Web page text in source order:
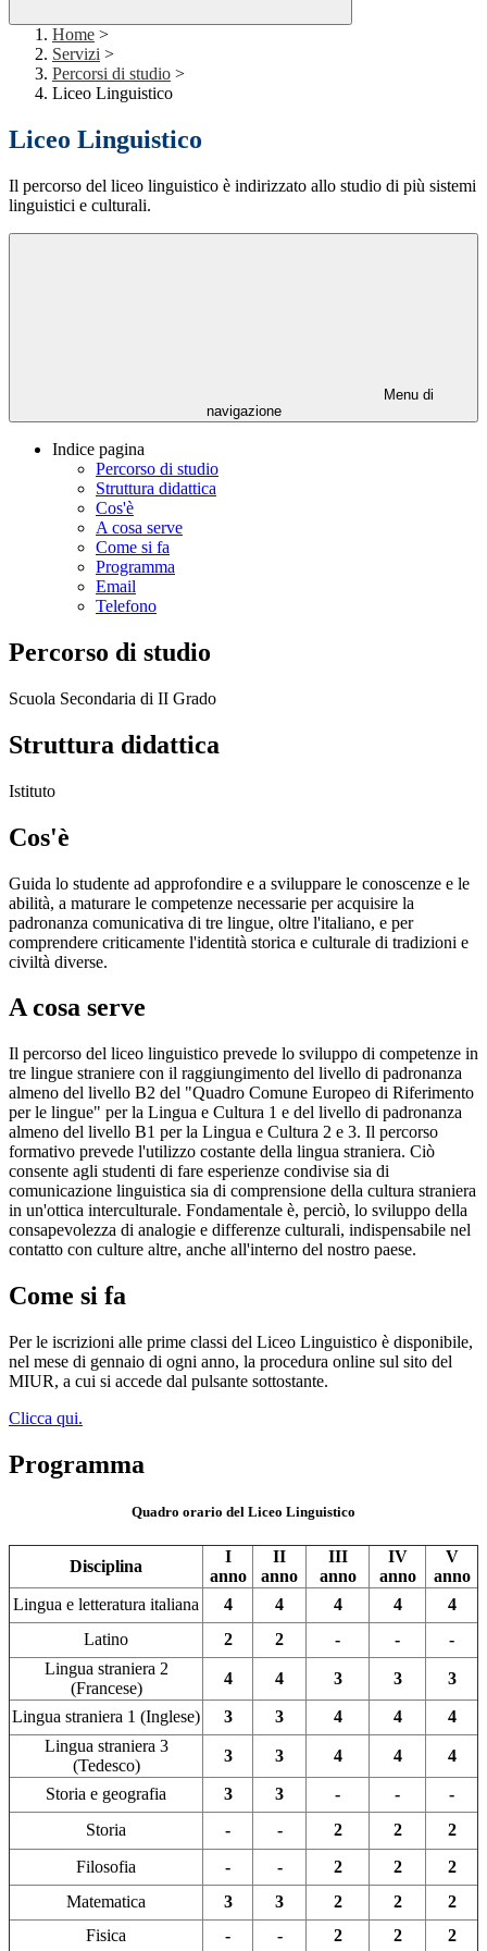
Home >
Servizi >
Percorsi di studio >
Liceo Linguistico
Liceo Linguistico
Il percorso del liceo linguistico è indirizzato allo studio di più sistemi
linguistici e culturali.
Menu di
navigazione
Indice pagina
Percorso di studio
Struttura didattica
Cos'è
A cosa serve
Come si fa
Programma
Email
Telefono
Percorso di studio
Scuola Secondaria di II Grado
Struttura didattica
Istituto
Cos'è
Guida lo studente ad approfondire e a sviluppare le conoscenze e le
abilità, a maturare le competenze necessarie per acquisire la
padronanza comunicativa di tre lingue, oltre l'italiano, e per
comprendere criticamente l'identità storica e culturale di tradizioni e
civiltà diverse.
A cosa serve
Il percorso del liceo linguistico prevede lo sviluppo di competenze in
tre lingue straniere con il raggiungimento del livello di padronanza
almeno del livello B2 del "Quadro Comune Europeo di Riferimento
per le lingue" per la Lingua e Cultura 1 e del livello di padronanza
almeno del livello B1 per la Lingua e Cultura 2 e 3. Il percorso
formativo prevede l'utilizzo costante della lingua straniera. Ciò
consente agli studenti di fare esperienze condivise sia di
comunicazione linguistica sia di comprensione della cultura straniera
in un'ottica interculturale. Fondamentale è, perciò, lo sviluppo della
consapevolezza di analogie e differenze culturali, indispensabile nel
contatto con culture altre, anche all'interno del nostro paese.
Come si fa
Per le iscrizioni alle prime classi del Liceo Linguistico è disponibile,
nel mese di gennaio di ogni anno, la procedura online sul sito del
MIUR, a cui si accede dal pulsante sottostante.
Clicca qui.
Programma
Quadro orario del Liceo Linguistico
Disciplina
I
anno
II
anno
III
anno
IV
anno
V
anno
Lingua e letteratura italiana
4 4 4 4
4
Latino
2 2 - -
-
Lingua straniera 2
(Francese)
4 4 3 3 3
Lingua straniera 1 (Inglese) 3 3 4 4
4
Lingua straniera 3
(Tedesco)
3 3 4 4 4
Storia e geografia 3 3 - -
-
Storia
- - 2 2
2
Filosofia
- - 2 2
2
Matematica
3 3 2 2
2
Fisica
- - 2 2 2